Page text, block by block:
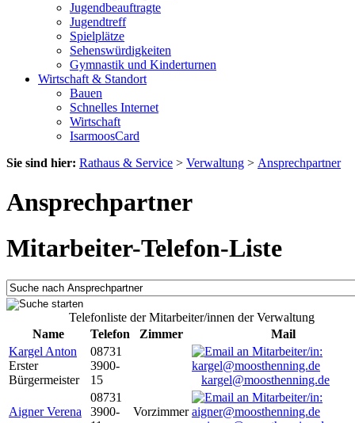
Jugendbeauftragte
Jugendtreff
Spielplätze
Sehenswürdigkeiten
Gymnastik und Kinderturnen
Wirtschaft & Standort
Bauen
Schnelles Internet
Wirtschaft
IsarmoosCard
Sie sind hier: Rathaus & Service > Verwaltung > Ansprechpartner
Ansprechpartner
Mitarbeiter-Telefon-Liste
Telefonliste der Mitarbeiter/innen der Verwaltung
Name
Telefon Zimmer
Mail
Kargel Anton
Erster
Bürgermeister
08731
3900-
15
kargel@moosthenning.de
Aigner Verena
08731
3900-
Vorzimmer